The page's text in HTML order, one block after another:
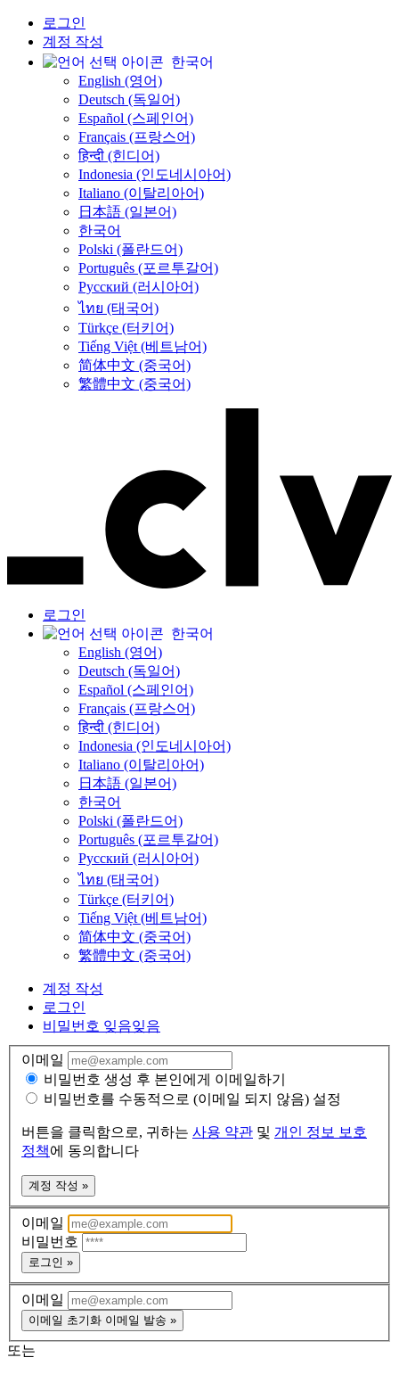
로그인
계정 작성
한국어
English (영어)
Deutsch (독일어)
Español (스페인어)
Français (프랑스어)
हिन्दी (힌디어)
Indonesia (인도네시아어)
Italiano (이탈리아어)
日本語 (일본어)
한국어
Polski (폴란드어)
Português (포르투갈어)
Русский (러시아어)
ไทย (태국어)
Türkçe (터키어)
Tiếng Việt (베트남어)
简体中文 (중국어)
繁體中文 (중국어)
로그인
한국어
English (영어)
Deutsch (독일어)
Español (스페인어)
Français (프랑스어)
हिन्दी (힌디어)
Indonesia (인도네시아어)
Italiano (이탈리아어)
日本語 (일본어)
한국어
Polski (폴란드어)
Português (포르투갈어)
Русский (러시아어)
ไทย (태국어)
Türkçe (터키어)
Tiếng Việt (베트남어)
简体中文 (중국어)
繁體中文 (중국어)
계정 작성
로그인
비밀번호 잊음잊음
이메일
비밀번호 생성 후 본인에게 이메일하기
비밀번호를 수동적으로 (이메일 되지 않음) 설정
버튼을 클릭함으로, 귀하는 사용 약관 및 개인 정보 보호
정책에 동의합니다
계정 작성 »
이메일
비밀번호
로그인 »
이메일
이메일 초기화 이메일 발송 »
또는